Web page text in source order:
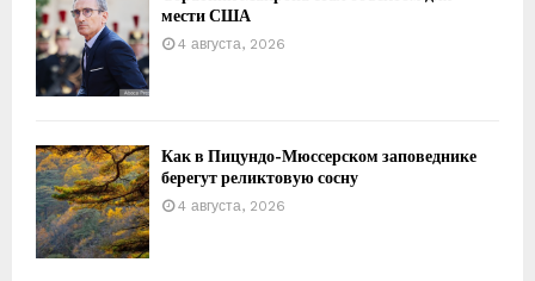
мести США
4 августа, 2026
Как в Пицундо-Мюссерском заповеднике
берегут реликтовую сосну
4 августа, 2026